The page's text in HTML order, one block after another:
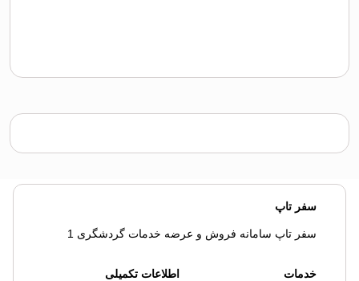
سفر تاپ
سفر تاپ سامانه فروش و عرضه خدمات گردشگری 1
خدمات اطلاعات تکمیلی